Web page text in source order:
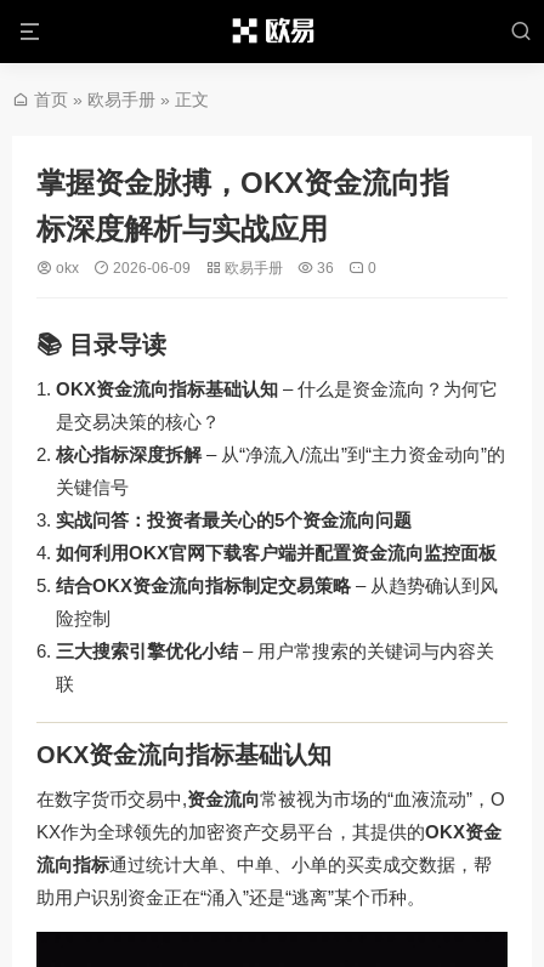
首页 » 欧易手册 » 正文
掌握资金脉搏，OKX资金流向指
标深度解析与实战应用
okx 2026-06-09 欧易手册 36 0
📚 目录导读
OKX资金流向指标基础认知 – 什么是资金流向？为何它
是交易决策的核心？
核心指标深度拆解– 从“净流入/流出”到“主力资金动向”的
关键信号
实战问答：投资者最关心的5个资金流向问题
如何利用OKX官网下载客户端并配置资金流向监控面板
结合OKX资金流向指标制定交易策略 – 从趋势确认到风
险控制
三大搜索引擎优化小结– 用户常搜索的关键词与内容关
联
OKX资金流向指标基础认知
在数字货币交易中,资金流向常被视为市场的“血液流动”，O
KX作为全球领先的加密资产交易平台，其提供的OKX资金
流向指标通过统计大单、中单、小单的买卖成交数据，帮
助用户识别资金正在“涌入”还是“逃离”某个币种。